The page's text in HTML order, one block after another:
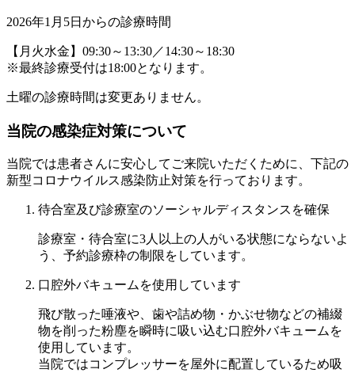
2026年1月5日からの診療時間
【月火水金】09:30～13:30／14:30～18:30
※最終診療受付は18:00となります。
土曜の診療時間は変更ありません。
当院の感染症対策について
当院では患者さんに安心してご来院いただくために、下記の
新型コロナウイルス感染防止対策を行っております。
待合室及び診療室のソーシャルディスタンスを確保
診療室・待合室に3人以上の人がいる状態にならないよ
う、予約診療枠の制限をしています。
口腔外バキュームを使用しています
飛び散った唾液や、歯や詰め物・かぶせ物などの補綴
物を削った粉塵を瞬時に吸い込む口腔外バキュームを
使用しています。
当院ではコンプレッサーを屋外に配置しているため吸